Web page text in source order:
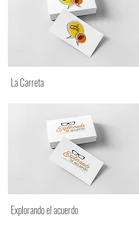
La Carreta
Explorando el acuerdo